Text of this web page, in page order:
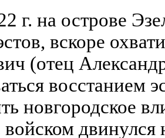
г. на острове
вскоре
(отец
восстанием
новгородское
войском